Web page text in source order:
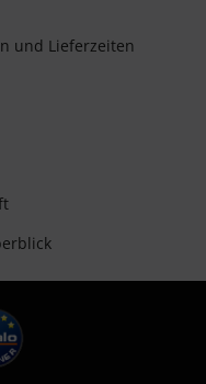
und Lieferzeiten